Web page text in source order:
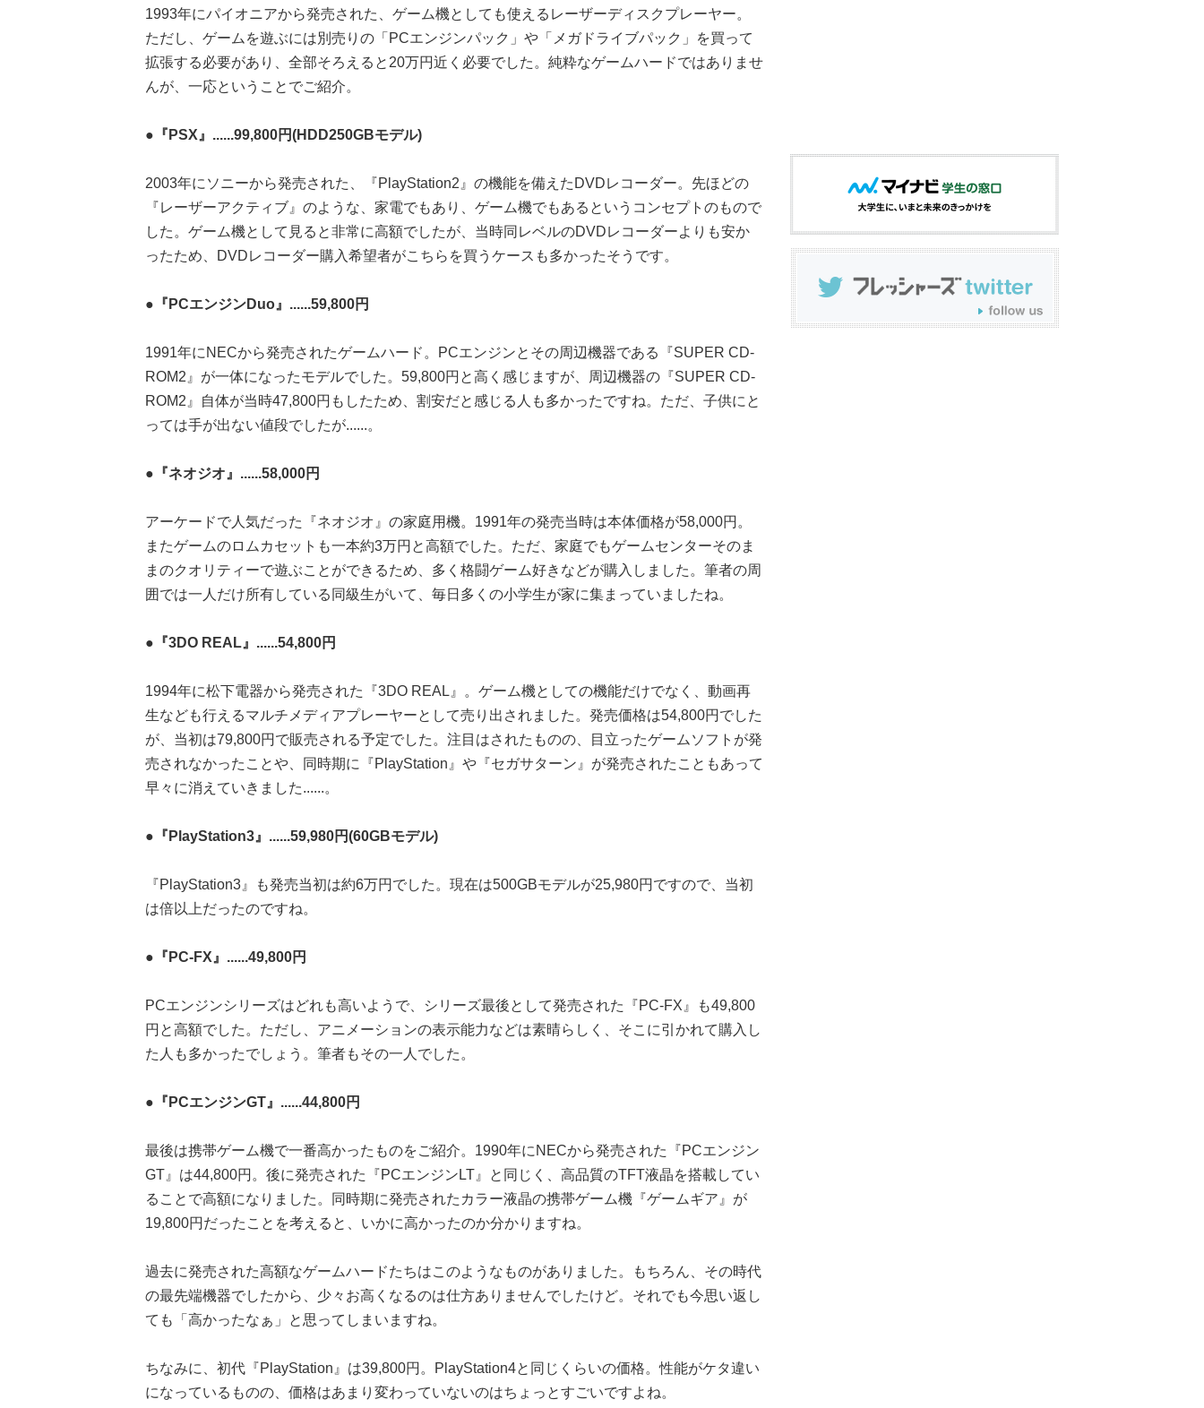
1993年にパイオニアから発売された、ゲーム機としても使えるレーザーディスクプレーヤー。
ただし、ゲームを遊ぶには別売りの「PCエンジンパック」や「メガドライブパック」を買って
拡張する必要があり、全部そろえると20万円近く必要でした。純粋なゲームハードではありませ
んが、一応ということでご紹介。
●『PSX』......99,800円(HDD250GBモデル)
2003年にソニーから発売された、『PlayStation2』の機能を備えたDVDレコーダー。先ほどの
『レーザーアクティブ』のような、家電でもあり、ゲーム機でもあるというコンセプトのもので
した。ゲーム機として見ると非常に高額でしたが、当時同レベルのDVDレコーダーよりも安か
ったため、DVDレコーダー購入希望者がこちらを買うケースも多かったそうです。
●『PCエンジンDuo』......59,800円
1991年にNECから発売されたゲームハード。PCエンジンとその周辺機器である『SUPER CD-
ROM2』が一体になったモデルでした。59,800円と高く感じますが、周辺機器の『SUPER CD-
ROM2』自体が当時47,800円もしたため、割安だと感じる人も多かったですね。ただ、子供にと
っては手が出ない値段でしたが......。
●『ネオジオ』......58,000円
アーケードで人気だった『ネオジオ』の家庭用機。1991年の発売当時は本体価格が58,000円。
またゲームのロムカセットも一本約3万円と高額でした。ただ、家庭でもゲームセンターそのま
まのクオリティーで遊ぶことができるため、多く格闘ゲーム好きなどが購入しました。筆者の周
囲では一人だけ所有している同級生がいて、毎日多くの小学生が家に集まっていましたね。
●『3DO REAL』......54,800円
1994年に松下電器から発売された『3DO REAL』。ゲーム機としての機能だけでなく、動画再
生なども行えるマルチメディアプレーヤーとして売り出されました。発売価格は54,800円でした
が、当初は79,800円で販売される予定でした。注目はされたものの、目立ったゲームソフトが発
売されなかったことや、同時期に『PlayStation』や『セガサターン』が発売されたこともあって
早々に消えていきました......。
●『PlayStation3』......59,980円(60GBモデル)
『PlayStation3』も発売当初は約6万円でした。現在は500GBモデルが25,980円ですので、当初
は倍以上だったのですね。
●『PC-FX』......49,800円
PCエンジンシリーズはどれも高いようで、シリーズ最後として発売された『PC-FX』も49,800
円と高額でした。ただし、アニメーションの表示能力などは素晴らしく、そこに引かれて購入し
た人も多かったでしょう。筆者もその一人でした。
●『PCエンジンGT』......44,800円
最後は携帯ゲーム機で一番高かったものをご紹介。1990年にNECから発売された『PCエンジン
GT』は44,800円。後に発売された『PCエンジンLT』と同じく、高品質のTFT液晶を搭載してい
ることで高額になりました。同時期に発売されたカラー液晶の携帯ゲーム機『ゲームギア』が
19,800円だったことを考えると、いかに高かったのか分かりますね。
過去に発売された高額なゲームハードたちはこのようなものがありました。もちろん、その時代
の最先端機器でしたから、少々お高くなるのは仕方ありませんでしたけど。それでも今思い返し
ても「高かったなぁ」と思ってしまいますね。
ちなみに、初代『PlayStation』は39,800円。PlayStation4と同じくらいの価格。性能がケタ違い
になっているものの、価格はあまり変わっていないのはちょっとすごいですよね。